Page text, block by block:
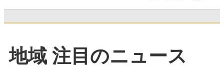
地域 注目のニュース